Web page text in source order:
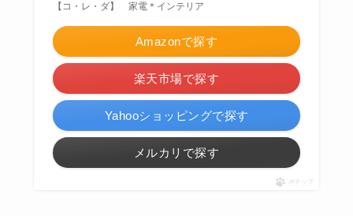
【コ・レ・ダ】 家電＊インテリア
Amazonで探す
楽天市場で探す
Yahooショッピングで探す
メルカリで探す
ポチップ